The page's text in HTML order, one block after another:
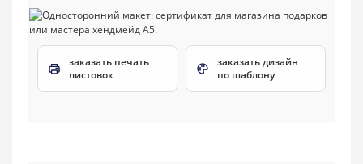
заказать печать
листовок
заказать дизайн
по шаблону